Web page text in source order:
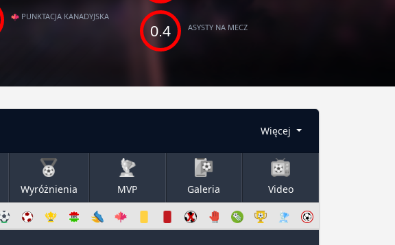
PUNKTACJA KANADYJSKA
0.4 ASYSTY NA MECZ
Więcej
Wyróżnienia MVP Galeria Video